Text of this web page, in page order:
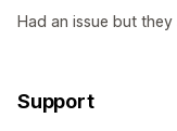
Had an issue but
Support